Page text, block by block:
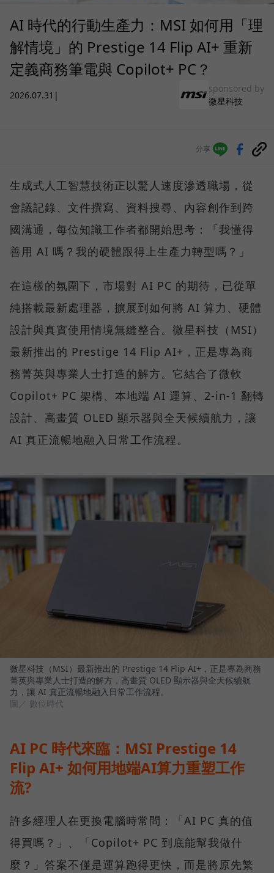
AI 時代的行動生產力：MSI 如何用「理
解情境」的 Prestige 14 Flip AI+ 重新
定義商務筆電與 Copilot+ PC？
2026.07.31 |
sponsored by
微星科技
分享
生成式人工智慧技術正以驚人速度滲透職場，從
會議記錄、文件撰寫、資料搜尋、內容創作到跨
國溝通，每位知識工作者都開始思考：「我懂得
善用 AI 嗎？我的硬體跟得上生產力轉型嗎？」
在這樣的氛圍下，市場對 AI PC 的期待，已從單
純搭載最新處理器，擴展到如何將 AI 算力、硬體
設計與真實使用情境無縫整合。微星科技（MSI）
最新推出的 Prestige 14 Flip AI+，正是專為商
務菁英與專業人士打造的解方。它結合了微軟
Copilot+ PC 架構、本地端 AI 運算、2-in-1 翻轉
設計、高畫質 OLED 顯示器與全天候續航力，讓
AI 真正流暢地融入日常工作流程。
微星科技（MSI）最新推出的 Prestige 14 Flip AI+，正是專為商務
菁英與專業人士打造的解方，高畫質 OLED 顯示器與全天候續航
力，讓 AI 真正流暢地融入日常工作流程。
圖／ 數位時代
AI PC 時代來臨：MSI Prestige 14
Flip AI+ 如何用地端AI算力重塑工作
流?
許多經理人在更換電腦時常問：「AI PC 真的值
得買嗎？」、「Copilot+ PC 到底能幫我做什
麼？」答案不僅是運算跑得更快，而是將原先繁